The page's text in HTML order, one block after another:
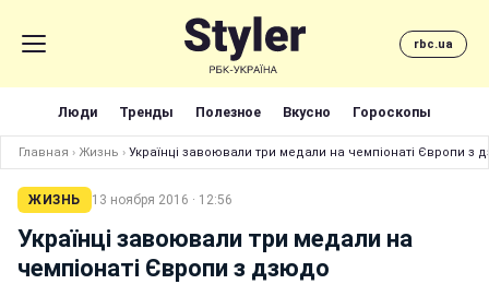
rbc.ua
Люди Тренды Полезное Вкусно Гороскопы
Главная › Жизнь › Українці завоювали три медали на чемпіонаті Європи з
ЖИЗНЬ 13 ноября 2016 · 12:56
Українці завоювали три медали на
чемпіонаті Європи з дзюдо